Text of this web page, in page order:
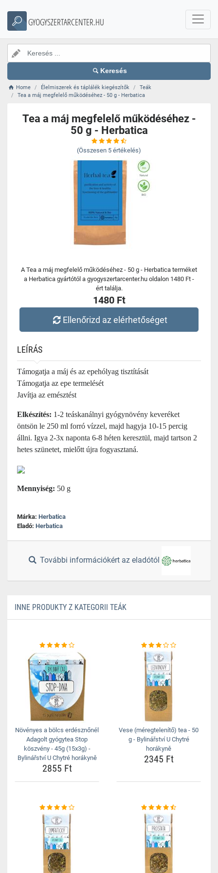
GYOGYSZERTARCENTER.HU
Keresés
Home Élelmiszerek és táplálék kiegészítők
Teák
Tea a máj megfelelő működéséhez - 50 g - Herbatica
Tea a máj megfelelő működéséhez -
50 g - Herbatica
(Összesen 5 értékelés)
A Tea a máj megfelelő működéséhez - 50 g - Herbatica terméket
a Herbatica gyártótól a gyogyszertarcenter.hu oldalon 1480 Ft -
ért találja.
1480 Ft
Ellenőrizd az elérhetőséget
LEÍRÁS
Támogatja a máj és az epehólyag tisztítását
Támogatja az epe termelését
Javítja az emésztést
Elkészítés: 1-2 teáskanálnyi gyógynövény keveréket
öntsön le 250 ml forró vízzel, majd hagyja 10-15 percig
állni. Igya 2-3x naponta 6-8 héten keresztül, majd tartson 2
hetes szünetet, mielőtt újra fogyasztaná.
Mennyiség: 50 g
Márka: Herbatica
Eladó: Herbatica
További információkért az eladótól
INNE PRODUKTY Z KATEGORII TEÁK
Növényes a bölcs erdésznőnél
Adagolt gyógytea Stop
köszvény - 45g (15x3g) -
Bylinářství U Chytré horákyně
2855 Ft
Vese (méregtelenítő) tea - 50
g - Bylinářství U Chytré
horákyně
2345 Ft